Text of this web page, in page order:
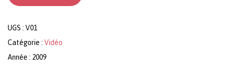
UGS : V01
Catégorie : Vidéo
Année : 2009